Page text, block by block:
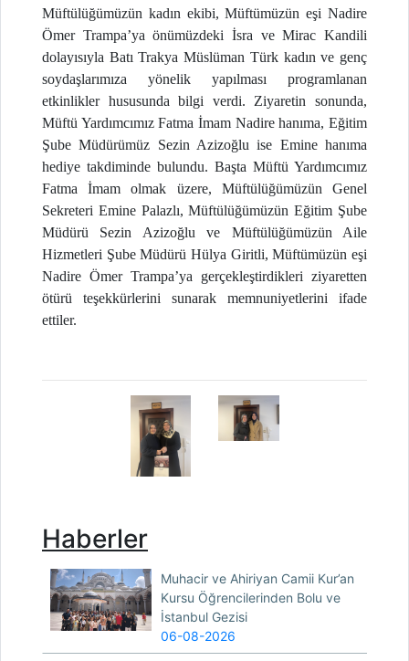
Müftülüğümüzün kadın ekibi, Müftümüzün eşi Nadire
Ömer Trampa’ya önümüzdeki İsra ve Mirac Kandili
dolayısıyla Batı Trakya Müslüman Türk kadın ve genç
soydaşlarımıza yönelik yapılması programlanan
etkinlikler hususunda bilgi verdi. Ziyaretin sonunda,
Müftü Yardımcımız Fatma İmam Nadire hanıma, Eğitim
Şube Müdürümüz Sezin Azizoğlu ise Emine hanıma
hediye takdiminde bulundu. Başta Müftü Yardımcımız
Fatma İmam olmak üzere, Müftülüğümüzün Genel
Sekreteri Emine Palazlı, Müftülüğümüzün Eğitim Şube
Müdürü Sezin Azizoğlu ve Müftülüğümüzün Aile
Hizmetleri Şube Müdürü Hülya Giritli, Müftümüzün eşi
Nadire Ömer Trampa’ya gerçekleştirdikleri ziyaretten
ötürü teşekkürlerini sunarak memnuniyetlerini ifade
ettiler.
Haberler
Muhacir ve Ahiriyan Camii Kur’an
Kursu Öğrencilerinden Bolu ve
İstanbul Gezisi
06-08-2026